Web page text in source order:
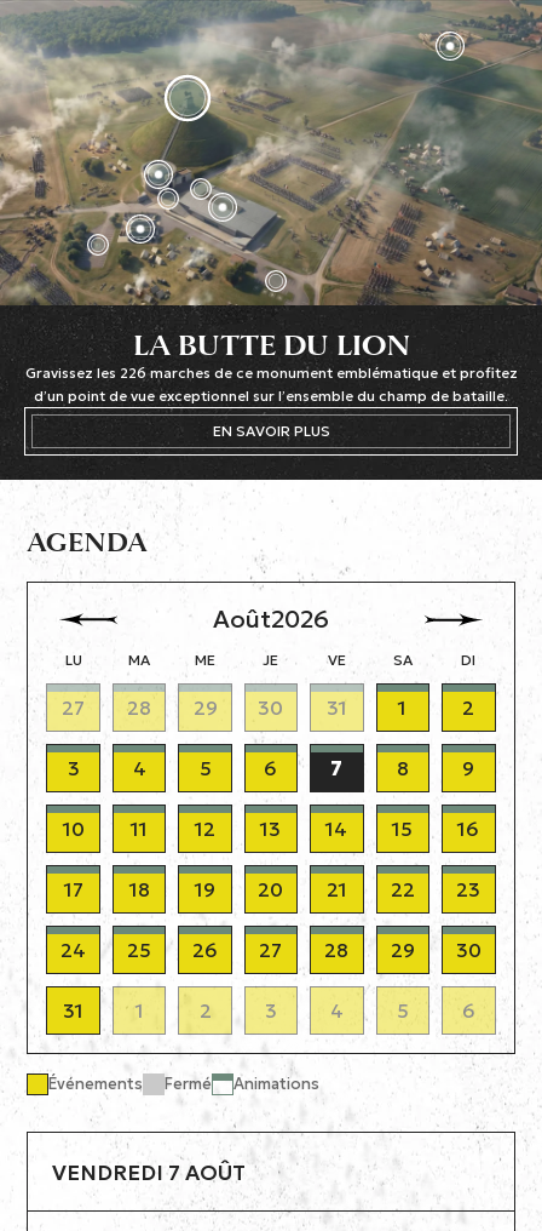
LA BUTTE DU LION
Gravissez les 226 marches de ce monument emblématique et profitez
d’un point de vue exceptionnel sur l’ensemble du champ de bataille.
EN SAVOIR PLUS
AGENDA
Août2026
LU MA ME JE VE SA DI
27 28 29 30 31 1 2
3 4 5 6 7 8 9
10 11 12 13 14 15 16
17 18 19 20 21 22 23
24 25 26 27 28 29 30
31 1 2 3 4 5 6
Événements Fermé Animations
VENDREDI 7 AOÛT